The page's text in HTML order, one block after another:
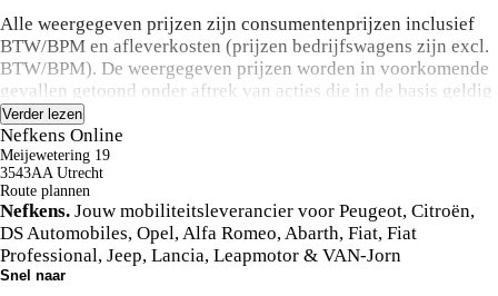
Alle weergegeven prijzen zijn consumentenprijzen inclusief
BTW/BPM en afleverkosten (prijzen bedrijfswagens zijn excl.
BTW/BPM). De weergegeven prijzen worden in voorkomende
gevallen getoond onder aftrek van acties die in de basis geldig
zijn voor de kopende particuliere klant. Vraag in de showroom
naar de acties die van toepassing zijn in uw specifieke geval of
neem contact op met de dealer. Stellantis Nederland streeft
ernaar dit voorraadoverzicht zo actueel mogelijk te houden,
informeer in de showroom naar de actuele beschikbaarheid. De
informatie op deze pagina is met de grootste zorg
samengesteld maar desondanks kan de werkelijkheid afwijken,
vraag in de showroom de details en definitieve verkoopprijs.
Verder lezen
Nefkens Online
Meijewetering 19
3543AA Utrecht
Route plannen
Nefkens. Jouw mobiliteitsleverancier voor Peugeot, Citroën,
DS Automobiles, Opel, Alfa Romeo, Abarth, Fiat, Fiat
Professional, Jeep, Lancia, Leapmotor & VAN-Jorn
Snel naar